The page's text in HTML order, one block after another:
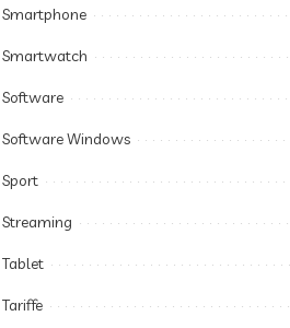
Smartphone
Smartwatch
Software
Software Windows
Sport
Streaming
Tablet
Tariffe